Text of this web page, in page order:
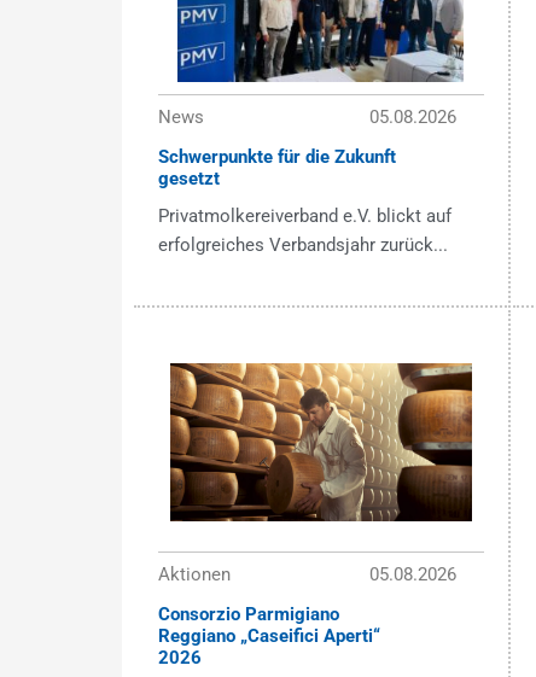
News
05.08.2026
Schwerpunkte für die Zukunft
gesetzt
Privatmolkereiverband e.V. blickt auf
erfolgreiches Verbandsjahr zurück...
Aktionen
05.08.2026
Consorzio Parmigiano
Reggiano „Caseifici Aperti“
2026